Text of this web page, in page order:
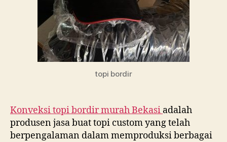
topi bordir
Konveksi topi bordir murah Bekasi adalah
produsen jasa buat topi custom yang telah
berpengalaman dalam memproduksi berbagai